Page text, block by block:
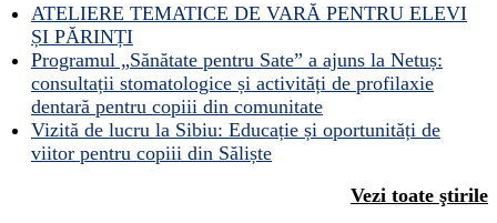
ATELIERE TEMATICE DE VARĂ PENTRU ELEVI
ȘI PĂRINȚI
Programul „Sănătate pentru Sate” a ajuns la Netuș:
consultații stomatologice și activități de profilaxie
dentară pentru copiii din comunitate
Vizită de lucru la Sibiu: Educație și oportunități de
viitor pentru copiii din Săliște
Vezi toate ştirile